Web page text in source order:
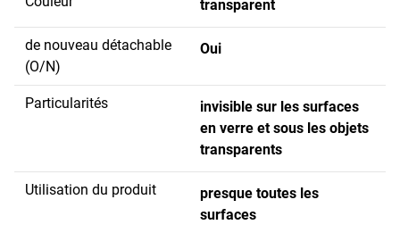
transparent
de nouveau détachable
(O/N)
Oui
Particularités
invisible sur les surfaces
en verre et sous les objets
transparents
Utilisation du produit
presque toutes les
surfaces